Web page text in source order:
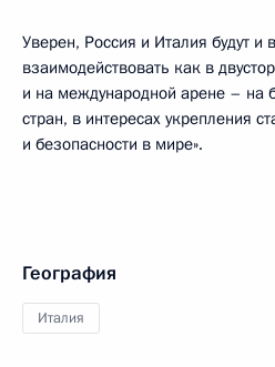
Уверен, Россия и Италия будут и
взаимодействовать как в
и на международной арене – на
стран, в интересах укрепления
и безопасности в мире».
География
Италия